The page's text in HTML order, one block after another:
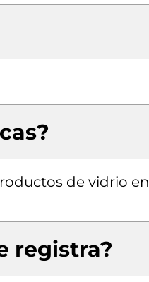
de vidrio en
registra?